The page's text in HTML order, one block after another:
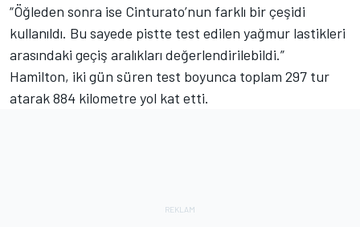
“Öğleden sonra ise Cinturato’nun farklı bir çeşidi
kullanıldı. Bu sayede pistte test edilen yağmur lastikleri
arasındaki geçiş aralıkları değerlendirilebildi.”
Hamilton, iki gün süren test boyunca toplam 297 tur
atarak 884 kilometre yol kat etti.